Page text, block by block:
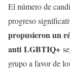
El número de
progreso
propusieron un
anti LGBTIQ+
grupo a favor de